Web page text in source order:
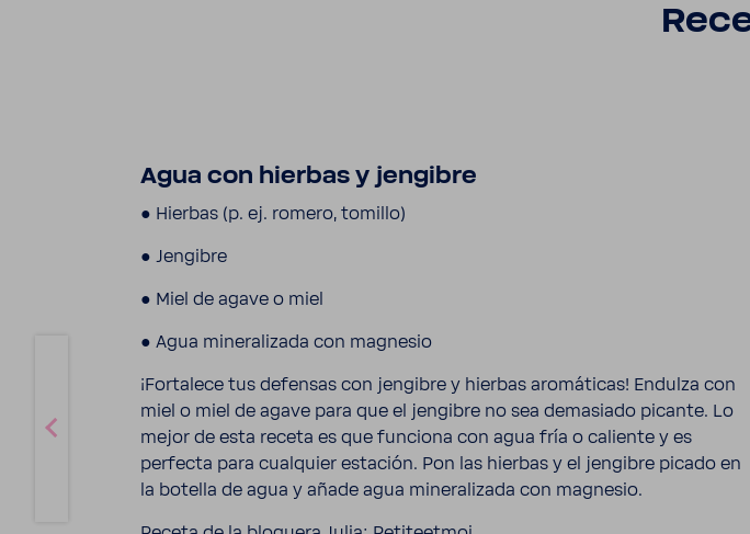
Agua con hierbas y jengibre
● Hierbas (p. ej. romero, tomillo)
● Jengibre
● Miel de agave o miel
● Agua mine­ra­li­zada con magnesio
¡Forta­lece tus defensas con jengibre y hierbas aromá­ticas! Endulza con
miel o miel de agave para que el jengibre no sea dema­siado picante. Lo
mejor de esta receta es que funciona con agua fría o caliente y es
perfecta para cual­quier esta­ción. Pon las hierbas y el jengibre picado en
la botella de agua y añade agua mine­ra­li­zada con magnesio.